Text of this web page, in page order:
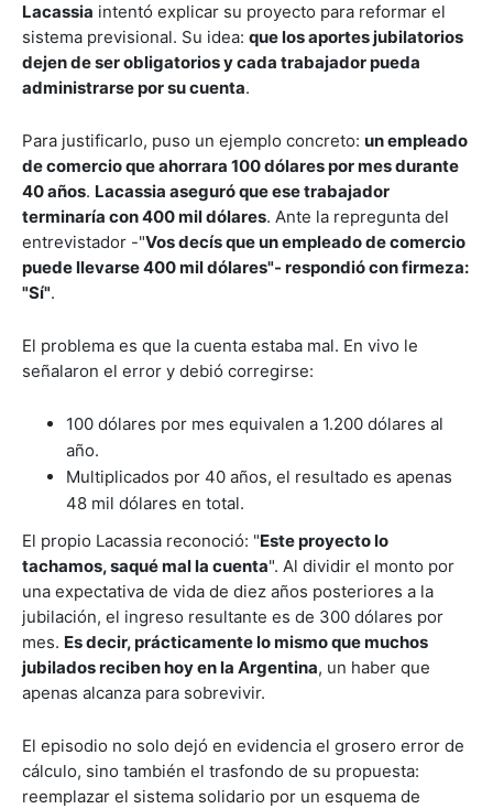
Lacassia intentó explicar su proyecto para reformar el
sistema previsional. Su idea: que los aportes jubilatorios
dejen de ser obligatorios y cada trabajador pueda
administrarse por su cuenta.
Para justificarlo, puso un ejemplo concreto: un empleado
de comercio que ahorrara 100 dólares por mes durante
40 años. Lacassia aseguró que ese trabajador
terminaría con 400 mil dólares. Ante la repregunta del
entrevistador -"Vos decís que un empleado de comercio
puede llevarse 400 mil dólares"- respondió con firmeza:
"Sí".
El problema es que la cuenta estaba mal. En vivo le
señalaron el error y debió corregirse:
100 dólares por mes equivalen a 1.200 dólares al
año.
Multiplicados por 40 años, el resultado es apenas
48 mil dólares en total.
El propio Lacassia reconoció: "Este proyecto lo
tachamos, saqué mal la cuenta". Al dividir el monto por
una expectativa de vida de diez años posteriores a la
jubilación, el ingreso resultante es de 300 dólares por
mes. Es decir, prácticamente lo mismo que muchos
jubilados reciben hoy en la Argentina, un haber que
apenas alcanza para sobrevivir.
El episodio no solo dejó en evidencia el grosero error de
cálculo, sino también el trasfondo de su propuesta:
reemplazar el sistema solidario por un esquema de